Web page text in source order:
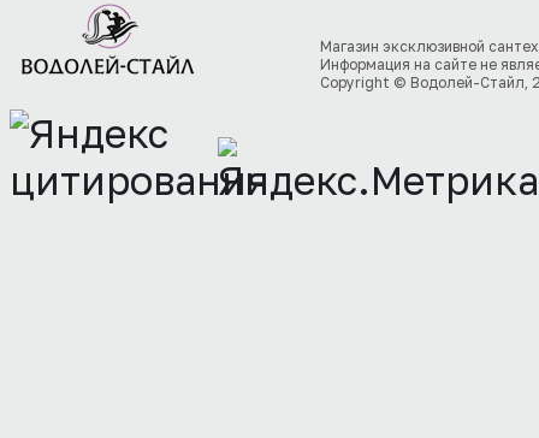
Магазин эксклюзивной
Информация на сайте не
Copyright © Водолей-Стайл,